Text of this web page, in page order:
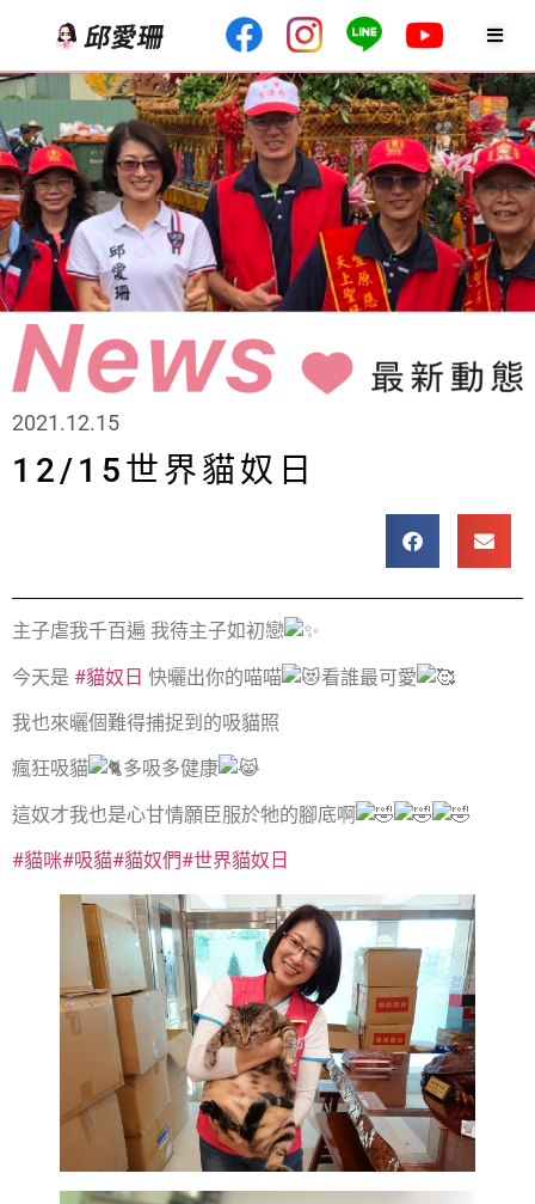
2021.12.15
12/15世界貓奴日
主子虐我千百遍 我待主子如初戀
今天是 #貓奴日 快曬出你的喵喵 看誰最可愛
我也來曬個難得捕捉到的吸貓照
瘋狂吸貓 多吸多健康
這奴才我也是心甘情願臣服於牠的腳底啊
#貓咪#吸貓#貓奴們#世界貓奴日